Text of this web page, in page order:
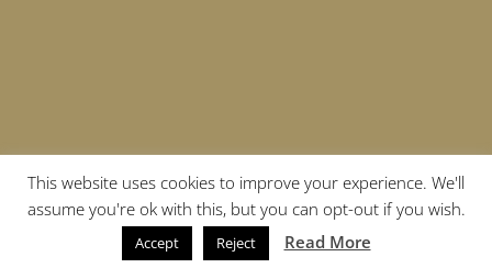
This website uses cookies to improve your experience. We'll
assume you're ok with this, but you can opt-out if you wish.
Accept Reject Read More